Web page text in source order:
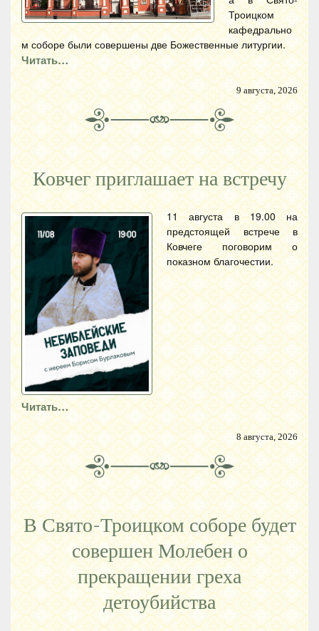
Троицком
кафедрально
м соборе были совершены две Божественные литургии.
Читать…
9 августа, 2026
Ковчег приглашает на встречу
11 августа в 19.00 на
предстоящей встрече в
Ковчеге поговорим о
показном благочестии.
Читать…
8 августа, 2026
В Свято-Троицком соборе будет
совершен Молебен о
прекращении греха
детоубийства